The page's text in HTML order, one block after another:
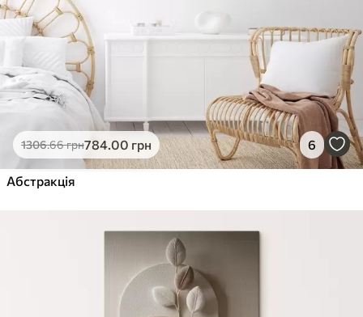
1306.66грн784.00 грн 6
Абстракція